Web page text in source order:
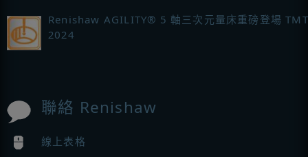
Renishaw AGILITY® 5 軸三次元量床重磅登場
2024
聯絡 Renishaw
線上表格